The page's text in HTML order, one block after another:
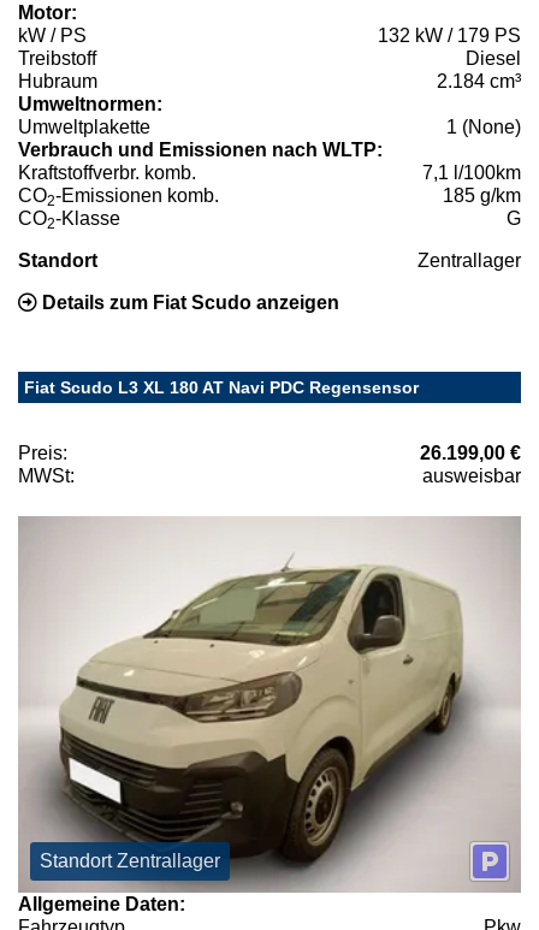
Motor:
kW / PS
132 kW / 179 PS
Treibstoff
Diesel
Hubraum
2.184 cm³
Umweltnormen:
Umweltplakette
1 (None)
Verbrauch und Emissionen nach WLTP:
Kraftstoffverbr. komb.
7,1 l/100km
CO2-Emissionen komb.
185 g/km
CO2-Klasse G
Standort Zentrallager
Details zum Fiat Scudo anzeigen
Fiat Scudo L3 XL 180 AT Navi PDC Regensensor
Preis:
26.199,00 €
MWSt:
ausweisbar
Standort Zentrallager
Allgemeine Daten: